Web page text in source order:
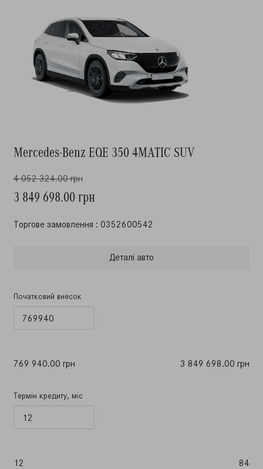
Mercedes-Benz EQE 350 4MATIC SUV
4 052 324.00 грн
3 849 698.00 грн
Торгове замовлення : 0352600542
Деталi авто
Початковий внесок
769 940.00 грн 3 849 698.00 грн
Термін кредиту, міс
12 84